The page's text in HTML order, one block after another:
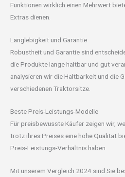
Funktionen wirklich einen Mehrwert
Extras dienen.
Langlebigkeit und Garantie
Robustheit und Garantie sind
die Produkte lange haltbar und gut
analysieren wir die Haltbarkeit und die
verschiedenen Traktorsitze.
Beste Preis-Leistungs-Modelle
Für preisbewusste Käufer zeigen wir,
trotz ihres Preises eine hohe Qualität
Preis-Leistungs-Verhältnis haben.
Mit unserem Vergleich 2024 sind Sie